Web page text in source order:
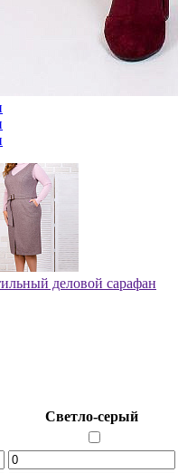
Светло-серый